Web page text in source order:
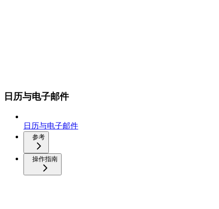
日历与电子邮件
日历与电子邮件
参考
操作指南